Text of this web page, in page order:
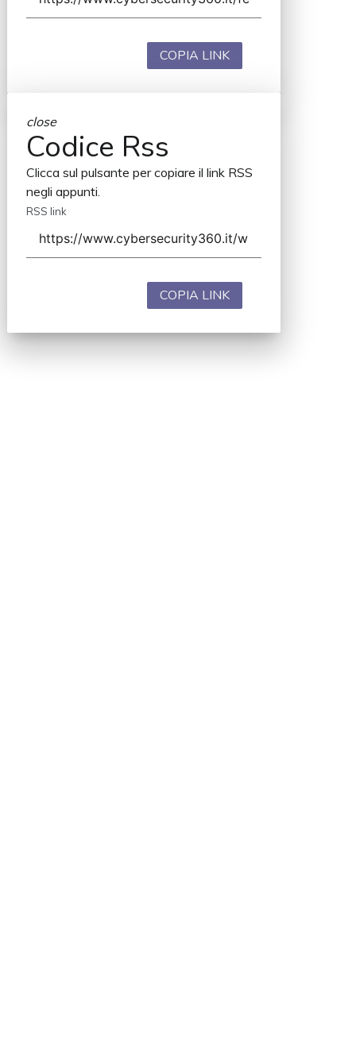
COPIA LINK
close
Codice Rss
Clicca sul pulsante per copiare il link RSS
negli appunti.
RSS link
COPIA LINK